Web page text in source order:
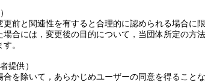
前と関連性を有すると合理的に認められる場合に
合には，変更後の目的について，当団体所定の方
。
提供）
合を除いて，あらかじめユーザーの同意を得ること